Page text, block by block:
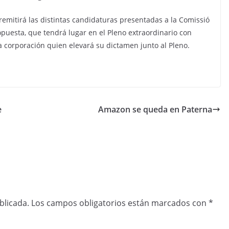
las distintas candidaturas presentadas a la Comissió
que tendrá lugar en el Pleno extraordinario con
quien elevará su dictamen junto al Pleno.
Amazon se queda en Paterna
Los campos obligatorios están marcados con *